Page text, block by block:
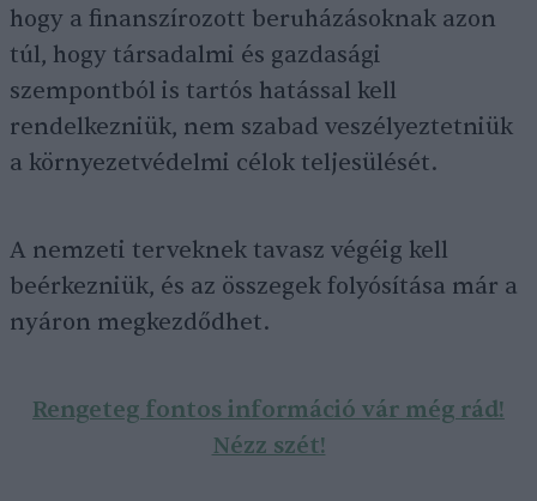
hogy a finanszírozott beruházásoknak azon
túl, hogy társadalmi és gazdasági
szempontból is tartós hatással kell
rendelkezniük, nem szabad veszélyeztetniük
a környezetvédelmi célok teljesülését.
A nemzeti terveknek tavasz végéig kell
beérkezniük, és az összegek folyósítása már a
nyáron megkezdődhet.
Rengeteg fontos információ vár még rád!
Nézz szét!